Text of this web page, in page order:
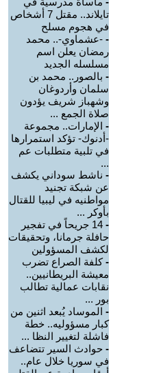
تايلاند.. مقتل 7 أشخاص
في هجوم مسلح
- -عشماوي-.. محمد
رمضان يعلن اسم
مسلسله الجديد
- بالصور.. محمد بن
سلمان وأردوغان
وشهباز شريف يؤدون
صلاة الجمع ...
- الإمارات.. مجموعة
-أدنوك- تؤكد استمرارها
في تلبية متطلبات عم
...
- ناشط سوداني يكشف
عن شبكة تجنيد
مواطنيه في ليبيا للقتال
بأوكر ...
-
14 جريحاً في تفجير
حافلة جرمانا، وتحقيقات
لكشف المسؤولين
-كلفة الصراع تضرب
معيشة البريطانيين..
نقابات عمالية تطالب
بور ...
- الموساد يُبعد اثنين من
كبار مسؤوليه.. خطة
فاشلة لتغيير النظا ...
- حوادث السير تتضاعف
في سوريا خلال عام..